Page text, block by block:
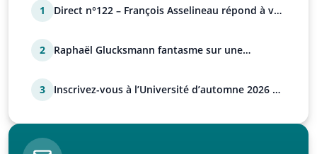
1
Direct n°122 – François Asselineau répond à vos
2
Raphaël Glucksmann fantasme sur une
3
Inscrivez-vous à l’Université d’automne 2026 de